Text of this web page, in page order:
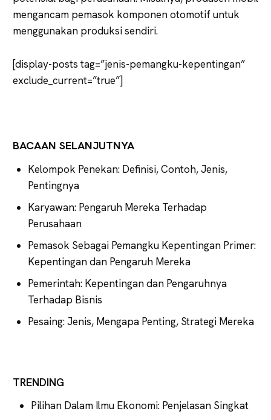
mengancam pemasok komponen otomotif untuk
menggunakan produksi sendiri.
[display-posts tag=”jenis-pemangku-kepentingan”
exclude_current=”true”]
BACAAN SELANJUTNYA
Kelompok Penekan: Definisi, Contoh, Jenis,
Pentingnya
Karyawan: Pengaruh Mereka Terhadap
Perusahaan
Pemasok Sebagai Pemangku Kepentingan Primer:
Kepentingan dan Pengaruh Mereka
Pemerintah: Kepentingan dan Pengaruhnya
Terhadap Bisnis
Pesaing: Jenis, Mengapa Penting, Strategi Mereka
TRENDING
Pilihan Dalam Ilmu Ekonomi: Penjelasan Singkat